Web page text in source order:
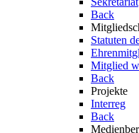
Back
Statuten
Mitglied
Back
Projekte
Interreg
Back